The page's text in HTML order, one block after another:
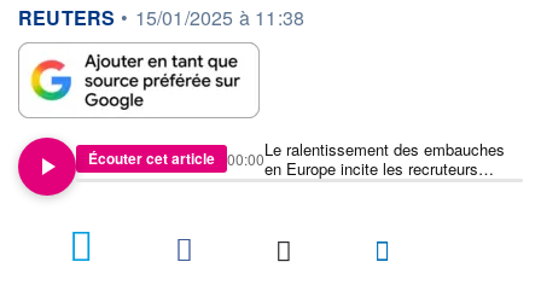
information fournie par
REUTERS • 15/01/2025 à 11:38
Écouter cet article
Le ralentissement des embauches
en Europe incite les recruteurs
britanniques à avertir sur leurs
00:00